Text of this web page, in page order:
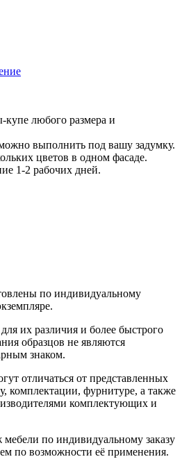
любого размера и
выполнить под вашу задумку.
цветов в одном фасаде.
1-2 рабочих дней.
по индивидуальному
их различия и более быстрого
образцов не являются
знаком.
отличаться от представленных
комплектации, фурнитуре, а также
комплектующих и
по индивидуальному заказу
по возможности её применения.